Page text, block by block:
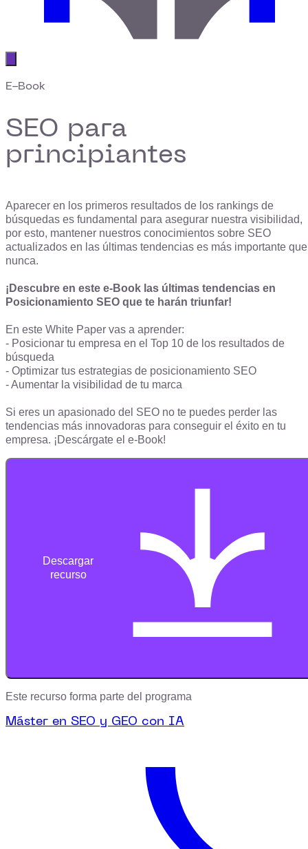
E-Book
SEO para
principiantes
Aparecer en los primeros resultados de los rankings de
búsquedas es fundamental para asegurar nuestra visibilidad,
por esto, mantener nuestros conocimientos sobre SEO
actualizados en las últimas tendencias es más importante que
nunca.
¡Descubre en este e-Book las últimas tendencias en
Posicionamiento SEO que te harán triunfar!
En este White Paper vas a aprender:
- Posicionar tu empresa en el Top 10 de los resultados de
búsqueda
- Optimizar tus estrategias de posicionamiento SEO
- Aumentar la visibilidad de tu marca
Si eres un apasionado del SEO no te puedes perder las
tendencias más innovadoras para conseguir el éxito en tu
empresa. ¡Descárgate el e-Book!
Descargar
recurso
Este recurso forma parte del programa
Máster en SEO y GEO con IA